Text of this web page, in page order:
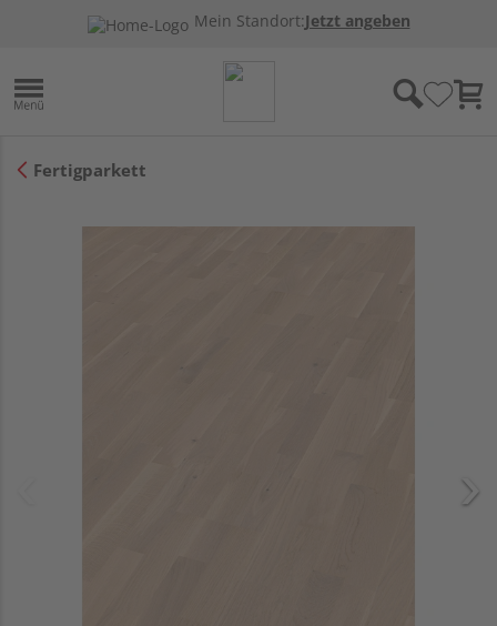
Mein Standort:Jetzt angeben
Fertigparkett